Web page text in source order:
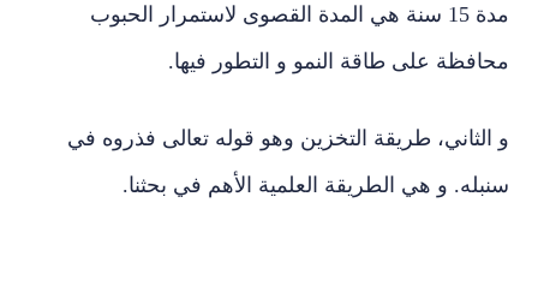
مدة 15 سنة هي المدة القصوى لاستمرار الحبوب
على طاقة النمو و التطور فيها.
طريقة التخزين وهو قوله تعالى فذروه في
و هي الطريقة العلمية الأهم في بحثنا.